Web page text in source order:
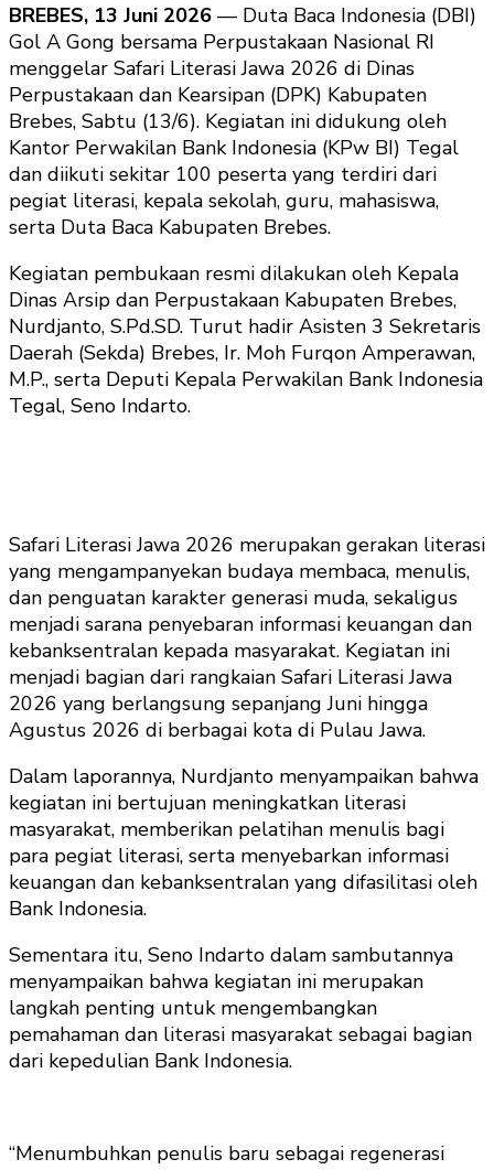
BREBES, 13 Juni 2026 — Duta Baca Indonesia (DBI)
Gol A Gong bersama Perpustakaan Nasional RI
menggelar Safari Literasi Jawa 2026 di Dinas
Perpustakaan dan Kearsipan (DPK) Kabupaten
Brebes, Sabtu (13/6). Kegiatan ini didukung oleh
Kantor Perwakilan Bank Indonesia (KPw BI) Tegal
dan diikuti sekitar 100 peserta yang terdiri dari
pegiat literasi, kepala sekolah, guru, mahasiswa,
serta Duta Baca Kabupaten Brebes.
Kegiatan pembukaan resmi dilakukan oleh Kepala
Dinas Arsip dan Perpustakaan Kabupaten Brebes,
Nurdjanto, S.Pd.SD. Turut hadir Asisten 3 Sekretaris
Daerah (Sekda) Brebes, Ir. Moh Furqon Amperawan,
M.P., serta Deputi Kepala Perwakilan Bank Indonesia
Tegal, Seno Indarto.
Safari Literasi Jawa 2026 merupakan gerakan literasi
yang mengampanyekan budaya membaca, menulis,
dan penguatan karakter generasi muda, sekaligus
menjadi sarana penyebaran informasi keuangan dan
kebanksentralan kepada masyarakat. Kegiatan ini
menjadi bagian dari rangkaian Safari Literasi Jawa
2026 yang berlangsung sepanjang Juni hingga
Agustus 2026 di berbagai kota di Pulau Jawa.
Dalam laporannya, Nurdjanto menyampaikan bahwa
kegiatan ini bertujuan meningkatkan literasi
masyarakat, memberikan pelatihan menulis bagi
para pegiat literasi, serta menyebarkan informasi
keuangan dan kebanksentralan yang difasilitasi oleh
Bank Indonesia.
Sementara itu, Seno Indarto dalam sambutannya
menyampaikan bahwa kegiatan ini merupakan
langkah penting untuk mengembangkan
pemahaman dan literasi masyarakat sebagai bagian
dari kepedulian Bank Indonesia.
“Menumbuhkan penulis baru sebagai regenerasi